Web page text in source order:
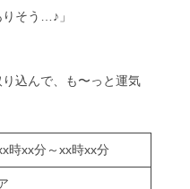
そう…♪」
込んで、も〜っと運気
時xx分～xx時xx分